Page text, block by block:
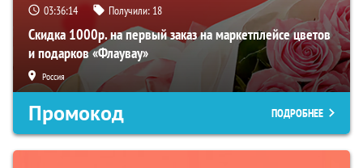
03:36:13 Получили: 18
Скидка 1000р. на первый заказ на маркетплейсе цветов
и подарков «Флаувау»
Россия
Промокод ПОДРОБНЕЕ